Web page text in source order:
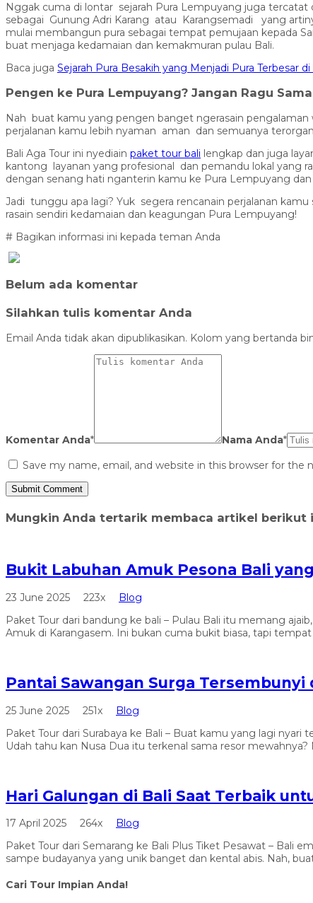
Nggak cuma di lontar sejarah Pura Lempuyang juga tercatat
sebagai Gunung Adri Karang atau Karangsemadi yang
mulai membangun pura sebagai tempat pemujaan kepada
buat menjaga kedamaian dan kemakmuran pulau Bali.
Baca juga Sejarah Pura Besakih yang Menjadi Pura Terbesar di
Pengen ke Pura Lempuyang? Jangan Ragu
Nah buat kamu yang pengen banget ngerasain
perjalanan kamu lebih nyaman aman dan semuanya
Bali Aga Tour ini nyediain paket tour bali lengkap dan juga
kantong layanan yang profesional dan pemandu lokal yang
dengan senang hati nganterin kamu ke Pura Lempuyang
Jadi tunggu apa lagi? Yuk segera rencanain perjalanan
rasain sendiri kedamaian dan keagungan Pura Lempuyang!
# Bagikan informasi ini kepada teman Anda
Belum ada komentar
Silahkan tulis komentar Anda
Email Anda tidak akan dipublikasikan. Kolom yang bertanda
Komentar Anda* Nama Anda*
Save my name, email, and website in this browser for the
Mungkin Anda tertarik membaca artikel berikut
Bukit Labuhan Amuk Pesona Bali
23 June 2025 223x
Blog
Paket Tour dari bandung ke bali – Pulau Bali itu memang
Amuk di Karangasem. Ini bukan cuma bukit biasa, tapi
Pantai Sawangan Surga
25 June 2025 251x
Blog
Paket Tour dari Surabaya ke Bali – Buat kamu yang lagi
Udah tahu kan Nusa Dua itu terkenal sama resor
Hari Galungan di Bali Saat Terbaik
17 April 2025 264x
Blog
Paket Tour dari Semarang ke Bali Plus Tiket Pesawat – Bali
sampe budayanya yang unik banget dan kental abis. Nah,
Cari Tour Impian Anda!